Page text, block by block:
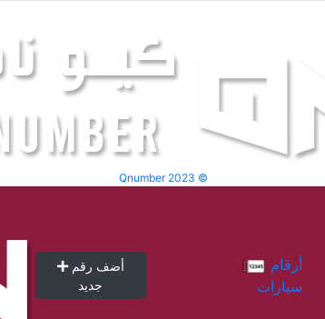
Qnumber 2023 ©
أضف رقم
جديد
سيارات